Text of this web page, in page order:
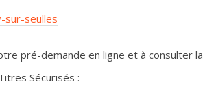
sur-seulles
pré-demande en ligne et à consulter la
Sécurisés :